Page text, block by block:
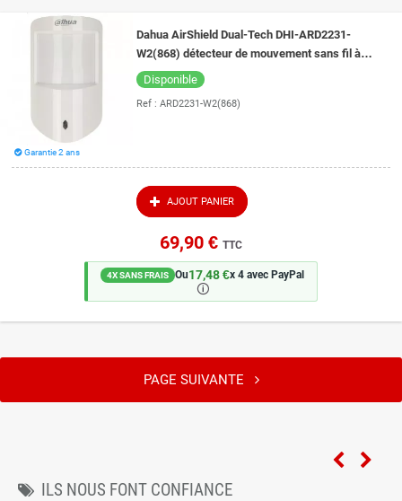
Dahua AirShield Dual-Tech DHI-ARD2231-
W2(868) détecteur de mouvement sans fil à
double technologie hors animaux jusqu'à 18 kg
Disponible
Ref : ARD2231-W2(868)
Garantie 2 ans
AJOUT PANIER
69,90 € TTC
4X SANS FRAIS Ou17,48 €x 4 avec PayPal
🛈
PAGE SUIVANTE
ILS NOUS FONT CONFIANCE